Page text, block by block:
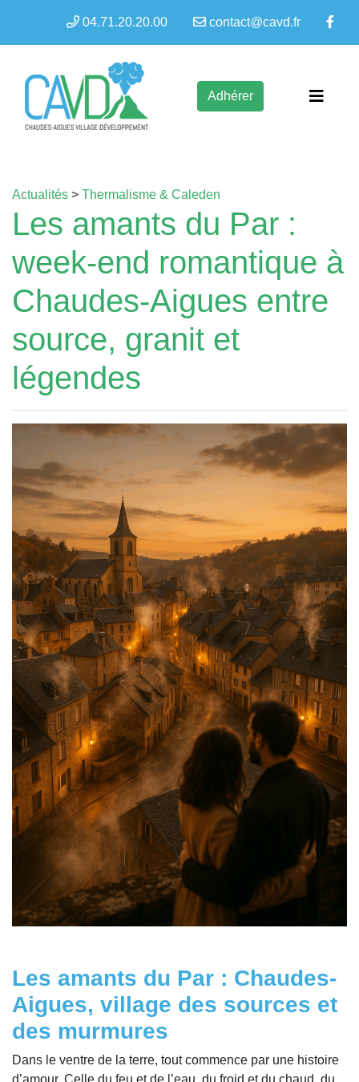
04.71.20.20.00 contact@cavd.fr
Adhérer
Actualités > Thermalisme & Caleden
Les amants du Par :
week-end romantique à
Chaudes-Aigues entre
source, granit et
légendes
Les amants du Par : Chaudes-
Aigues, village des sources et
des murmures
Dans le ventre de la terre, tout commence par une histoire
d’amour. Celle du feu et de l’eau, du froid et du chaud, du